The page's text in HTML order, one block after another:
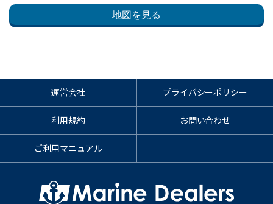
地図を見る
運営会社 プライバシーポリシー
利用規約 お問い合わせ
ご利用マニュアル